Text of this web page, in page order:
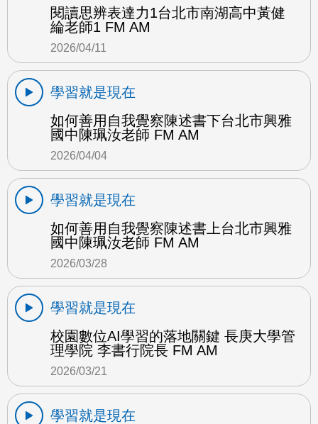
閱讀思辨表達力1台北市南湖高中黃健
綸老師1 FM AM
2026/04/11
學習就是現在
如何善用自我覺察陳述書下台北市興雅
國中陳珮汝老師 FM AM
2026/04/04
學習就是現在
如何善用自我覺察陳述書上台北市興雅
國中陳珮汝老師 FM AM
2026/03/28
學習就是現在
校園數位AI學習的落地關鍵 長庚大學管
理學院 李書行院長 FM AM
2026/03/21
學習就是現在